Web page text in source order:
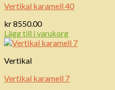
Vertikal karamell 40
kr8550.00
Lägg till i varukorg
Vertikal
Vertikal karamell 7